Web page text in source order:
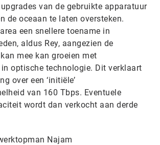
van de gebruikte apparatuur
de oceaan te laten oversteken.
een snellere toename in
aldus Rey, aangezien de
mee kan groeien met
optische technologie. Dit verklaart
over een ‘initiële’
van 160 Tbps. Eventuele
wordt dan verkocht aan derde
Najam